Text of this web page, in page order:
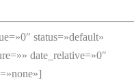
status=»default»
date_relative=»0″